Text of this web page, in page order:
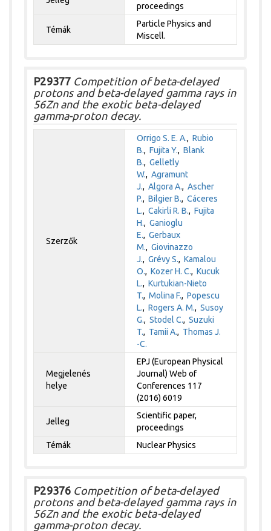
proceedings
Témák
Particle Physics and
Miscell.
P29377 Competition of beta-delayed
protons and beta-delayed gamma rays in
56Zn and the exotic beta-delayed
gamma-proton decay.
Szerzők
Orrigo S. E. A.,Rubio
B.,Fujita Y.,Blank
B.,Gelletly
W.,Agramunt
J.,Algora A.,Ascher
P.,Bilgier B.,Cáceres
L.,Cakirli R. B.,Fujita
H.,Ganioglu
E.,Gerbaux
M.,Giovinazzo
J.,Grévy S.,Kamalou
O.,Kozer H. C.,Kucuk
L.,Kurtukian-Nieto
T.,Molina F.,Popescu
L.,Rogers A. M.,Susoy
G.,Stodel C.,Suzuki
T., Tamii A., Thomas J.
-C.
Megjelenés
helye
EPJ (European Physical
Journal) Web of
Conferences 117
(2016) 6019
Jelleg
Scientific paper,
proceedings
Témák
Nuclear Physics
P29376 Competition of beta-delayed
protons and beta-delayed gamma rays in
56Zn and the exotic beta-delayed
gamma-proton decay.